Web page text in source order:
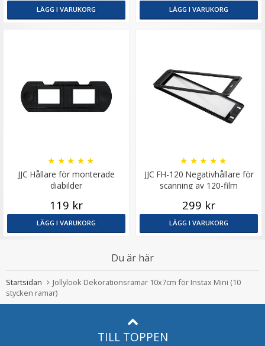
LÄGG I VARUKORG LÄGG I VARUKORG
JJC Hållare för monterade
diabilder
★ ★ ★ ★ ★
119 kr
LÄGG I VARUKORG
JJC FH-120 Negativhållare för
scanning av 120-film
★ ★ ★ ★ ★
299 kr
LÄGG I VARUKORG
Du är här
Startsidan
Jollylook Dekorationsramar 10x7cm för Instax Mini (10
stycken ramar)
TILL TOPPEN